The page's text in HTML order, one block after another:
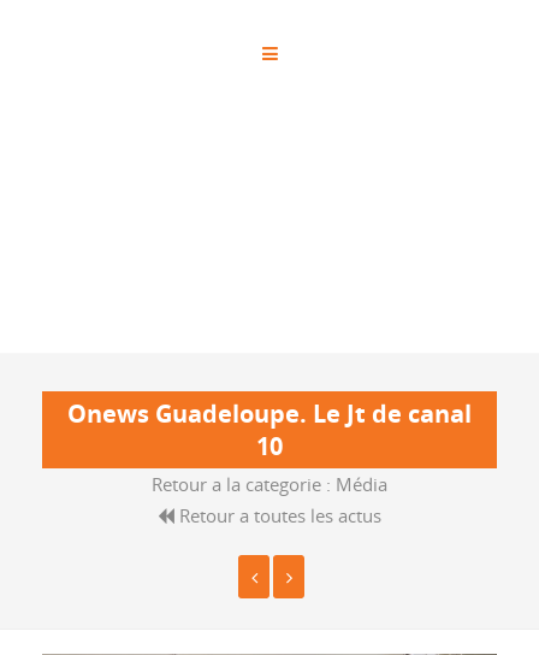
Onews Guadeloupe. Le Jt de canal
10
Retour a la categorie : Média
Retour a toutes les actus